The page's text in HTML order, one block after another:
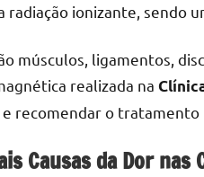
radiação ionizante, sendo
músculos, ligamentos,
realizada na
recomendar o tratamento
Causas da Dor nas